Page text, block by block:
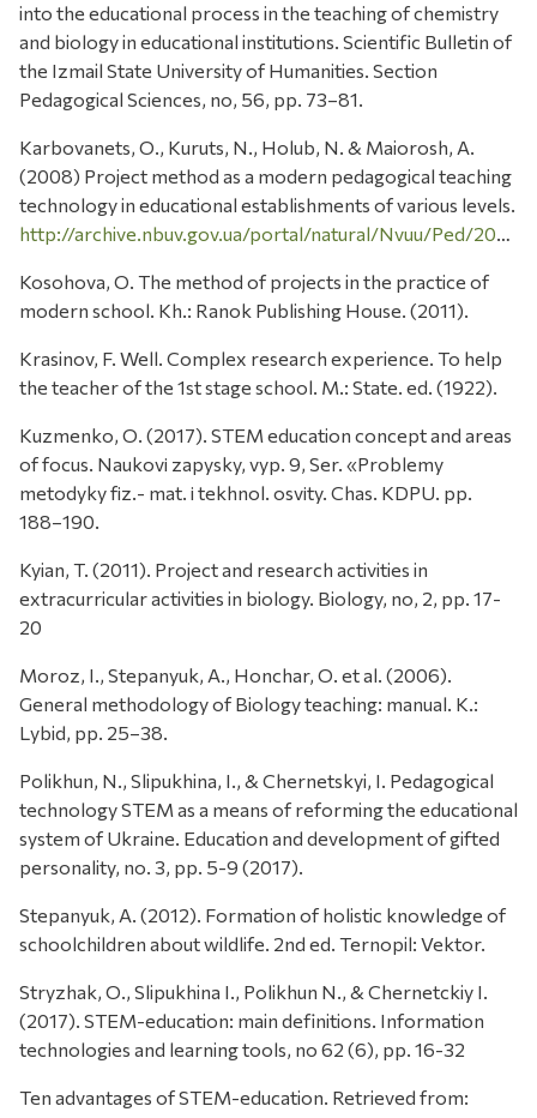
into the educational process in the teaching of chemistry
and biology in educational institutions. Scientific Bulletin of
the Izmail State University of Humanities. Section
Pedagogical Sciences, no, 56, pp. 73–81.
Karbovanets, O., Kuruts, N., Holub, N. & Maiorosh, A.
(2008) Project method as a modern pedagogical teaching
technology in educational establishments of various levels.
http://archive.nbuv.gov.ua/portal/natural/Nvuu/Ped/2008_15/karbovanets42.pdf
Kosohova, O. The method of projects in the practice of
modern school. Kh.: Ranok Publishing House. (2011).
Krasinov, F. Well. Complex research experience. To help
the teacher of the 1st stage school. M.: State. ed. (1922).
Kuzmenko, O. (2017). STEM education concept and areas
of focus. Naukovі zapysky, vyp. 9, Ser. «Problemy
metodyky fіz.- mat. і tekhnol. osvіty. Chas. KDPU. pp.
188–190.
Kyian, T. (2011). Project and research activities in
extracurricular activities in biology. Biology, no, 2, pp. 17-
20
Moroz, I., Stepanyuk, A., Honchar, O. et al. (2006).
General methodology of Biology teaching: manual. K.:
Lybid, pp. 25–38.
Polikhun, N., Slipukhina, I., & Chernetskyi, I. Pedagogical
technology STEM as a means of reforming the educational
system of Ukraine. Education and development of gifted
personality, no. 3, pp. 5-9 (2017).
Stepanyuk, A. (2012). Formation of holistic knowledge of
schoolchildren about wildlife. 2nd ed. Ternopil: Vektor.
Stryzhak, O., Slipukhina І., Polikhun N., & Chernetckiy I.
(2017). STEM-education: main definitions. Information
technologies and learning tools, no 62 (6), pp. 16-32
Ten advantages of STEM-education. Retrieved from: